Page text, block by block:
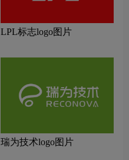
LPL标志logo图片
瑞为技术logo图片